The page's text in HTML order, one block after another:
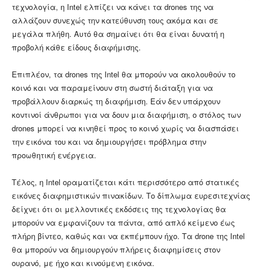
τεχνολογία, η Intel ελπίζει να κάνει τα drones της να
αλλάζουν συνεχώς την κατεύθυνση τους ακόμα και σε
μεγάλα πλήθη. Αυτό θα σημαίνει ότι θα είναι δυνατή η
προβολή κάθε είδους διαφήμισης.
Επιπλέον, τα drones της Intel θα μπορούν να ακολουθούν το
κοινό και να παραμείνουν στη σωστή διάταξη για να
προβάλλουν διαρκώς τη διαφήμιση. Εάν δεν υπάρχουν
κοντινοί άνθρωποι για να δουν μια διαφήμιση, ο στόλος των
drones μπορεί να κινηθεί προς το κοινό χωρίς να διασπάσει
την εικόνα του και να δημιουργήσει πρόβλημα στην
προωθητική ενέργεια.
Τέλος, η Intel οραματίζεται κάτι περισσότερο από στατικές
εικόνες διαφημιστικών πινακίδων. Το δίπλωμα ευρεσιτεχνίας
δείχνει ότι οι μελλοντικές εκδόσεις της τεχνολογίας θα
μπορούν να εμφανίζουν τα πάντα, από απλό κείμενο έως
πλήρη βίντεο, καθώς και να εκπέμπουν ήχο. Τα drone της Intel
θα μπορούν να δημιουργούν πλήρεις διαφημίσεις στον
ουρανό, με ήχο και κινούμενη εικόνα.